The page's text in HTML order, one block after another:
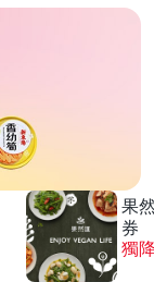
果
券
獨